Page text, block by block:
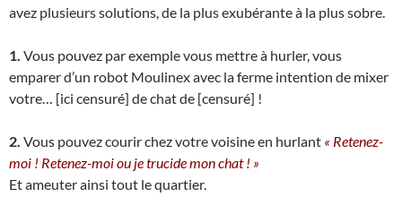
avez plusieurs solutions, de la plus exubérante à la plus sobre.
1. Vous pouvez par exemple vous mettre à hurler, vous
emparer d’un robot Moulinex avec la ferme intention de mixer
votre… [ici censuré] de chat de [censuré] !
2. Vous pouvez courir chez votre voisine en hurlant « Retenez-
moi ! Retenez-moi ou je trucide mon chat ! »
Et ameuter ainsi tout le quartier.